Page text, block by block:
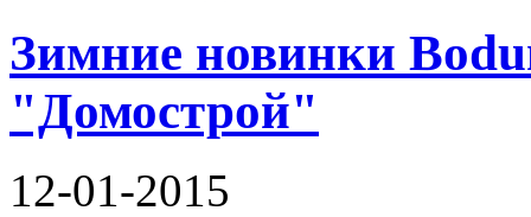
Зимние новинки
"Домострой"
12-01-2015